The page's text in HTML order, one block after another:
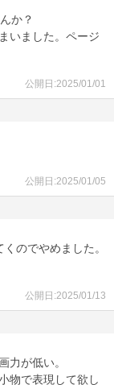
か？
いました。ページ
公開日:2025/01/01
公開日:2025/01/05
のでやめました。
公開日:2025/01/13
力が低い。
物で表現して欲し